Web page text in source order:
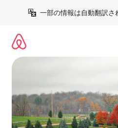
一部の情報は自動翻訳さ